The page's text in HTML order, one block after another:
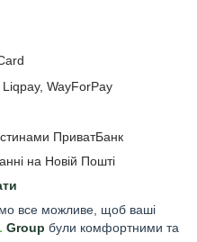
WayForPay
ПриватБанк
на Новій Пошті
все можливе, щоб ваші
Group були комфортними та